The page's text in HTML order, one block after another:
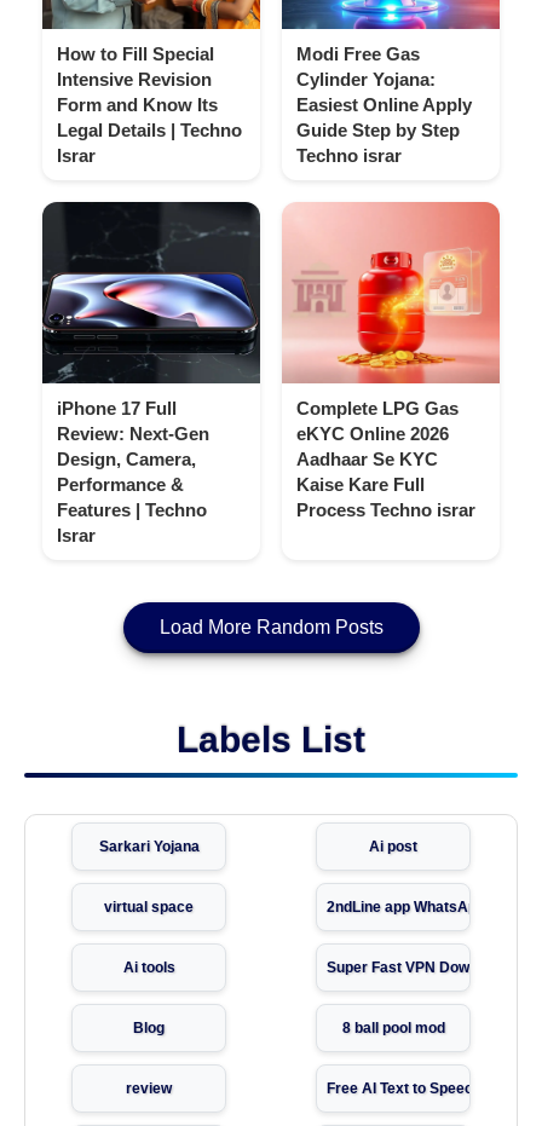
How to Fill Special
Intensive Revision
Form and Know Its
Legal Details | Techno
Israr
Modi Free Gas
Cylinder Yojana:
Easiest Online Apply
Guide Step by Step
Techno israr
iPhone 17 Full
Review: Next-Gen
Design, Camera,
Performance &
Features | Techno
Israr
Complete LPG Gas
eKYC Online 2026
Aadhaar Se KYC
Kaise Kare Full
Process Techno israr
Load More Random Posts
Labels List
Sarkari Yojana Ai post
virtual space 2ndLine app WhatsApp
Ai tools Super Fast VPN Download
Blog 8 ball pool mod
review Free AI Text to Speech